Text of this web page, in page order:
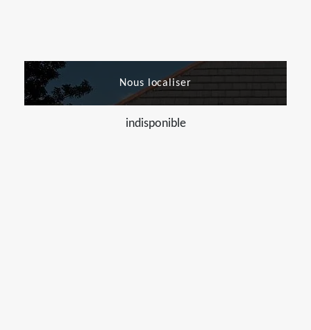
Nous localiser
indisponible